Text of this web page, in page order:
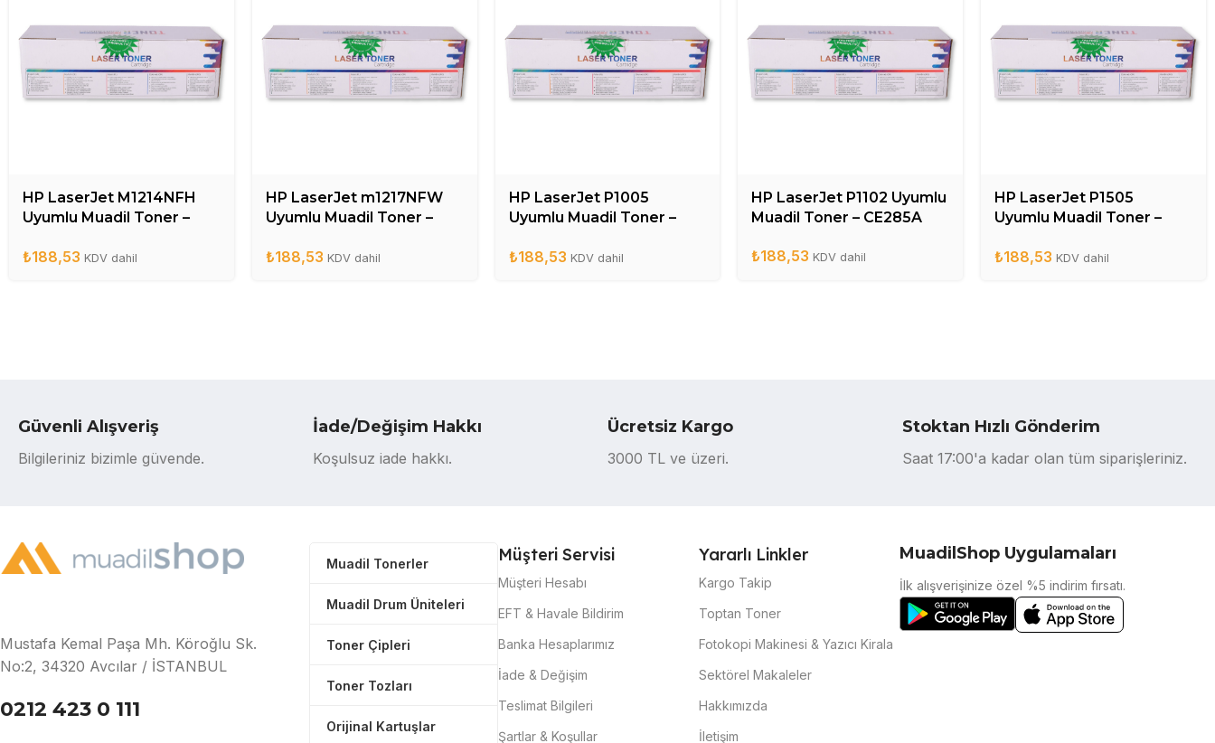
HP LaserJet M1214NFH
Uyumlu Muadil Toner –
₺188,53 KDV dahil
HP LaserJet m1217NFW
Uyumlu Muadil Toner –
₺188,53 KDV dahil
HP LaserJet P1005
Uyumlu Muadil Toner –
₺188,53 KDV dahil
HP LaserJet P1102 Uyumlu
Muadil Toner – CE285A
₺188,53 KDV dahil
HP LaserJet P1505
Uyumlu Muadil Toner –
₺188,53 KDV dahil
Güvenli Alışveriş
Bilgileriniz bizimle güvende.
İade/Değişim Hakkı
Koşulsuz iade hakkı.
Ücretsiz Kargo
3000 TL ve üzeri.
Stoktan Hızlı Gönderim
Saat 17:00'a kadar olan tüm siparişleriniz.
Mustafa Kemal Paşa Mh. Köroğlu Sk.
No:2, 34320 Avcılar / İSTANBUL
0212 423 0 111
Muadil Tonerler
Muadil Drum Üniteleri
Toner Çipleri
Toner Tozları
Orijinal Kartuşlar
Müşteri Servisi
Müşteri Hesabı
EFT & Havale Bildirim
Banka Hesaplarımız
İade & Değişim
Teslimat Bilgileri
Şartlar & Koşullar
Yararlı Linkler
Kargo Takip
Toptan Toner
Fotokopi Makinesi & Yazıcı Kirala
Sektörel Makaleler
Hakkımızda
İletişim
MuadilShop Uygulamaları
İlk alışverişinize özel %5 indirim fırsatı.